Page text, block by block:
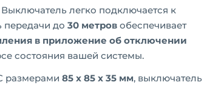
Выключатель легко подключается к
передачи до 30 метров обеспечивает
в приложение об отключении
состояния вашей системы.
размерами 85 x 85 x 35 мм, выключатель